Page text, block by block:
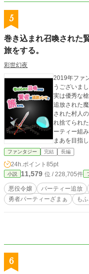
5
巻き込まれ召喚された
旅をする。
彩世幻夜
2019年ファ
うございました！ 婚約破棄され家から追放さ
実は優秀な槍斧使いだっ
追放された魔物使いだっ
された村人の少年
れ捨てられ
ーティー組
まあを目指しましょう！ ※4/
ファンタジー 完結 長編
24h.ポイント 85pt
小説 11,579 位 / 228,705件
悪役令嬢 パーティー追放
勇者パーティーざまぁ
も
6